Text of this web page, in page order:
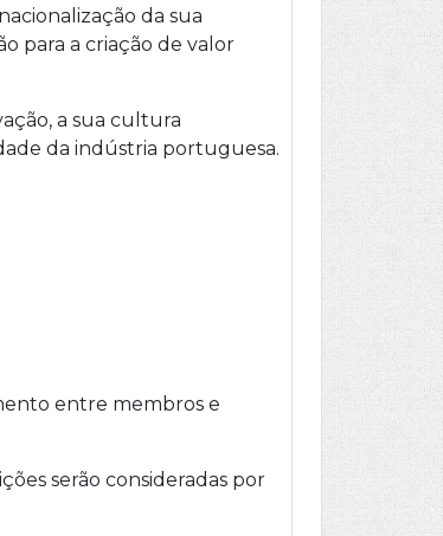
da sua
para a criação de valor
a sua cultura
da indústria portuguesa.
entre membros e
serão consideradas por